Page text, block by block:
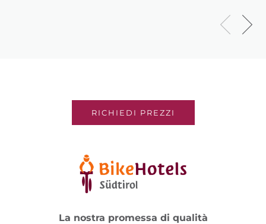
RICHIEDI PREZZI
La nostra promessa di qualità